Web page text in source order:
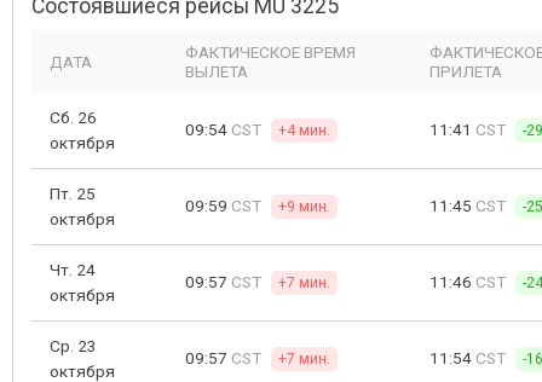
Состоявшиеся рейсы MU 3225
ДАТА
ФАКТИЧЕСКОЕ ВРЕМЯ
ВЫЛЕТА
ПРИЛЕТА
Сб. 26
октября
09:54 CST +4 мин. 11:41 CST -
Пт. 25
октября
09:59 CST +9 мин. 11:45 CST -
Чт. 24
октября
09:57 CST +7 мин. 11:46 CST -
Ср. 23
октября
09:57 CST +7 мин. 11:54 CST -